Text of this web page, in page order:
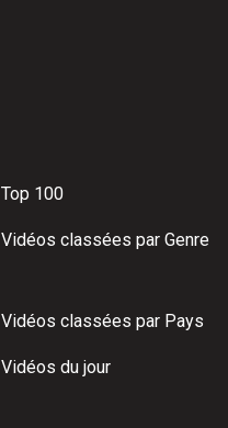
Top 100
Vidéos classées par Genre
Vidéos classées par Pays
Vidéos du jour